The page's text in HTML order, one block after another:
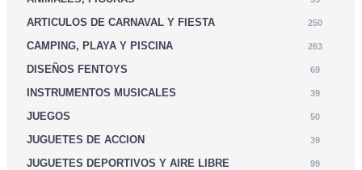
ARTICULOS DE CARNAVAL Y FIESTA 250
CAMPING, PLAYA Y PISCINA 263
DISEÑOS FENTOYS 69
INSTRUMENTOS MUSICALES 39
JUEGOS 50
JUGUETES DE ACCION 39
JUGUETES DEPORTIVOS Y AIRE LIBRE 99